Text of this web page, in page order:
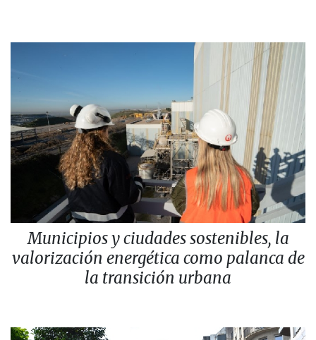
Municipios y ciudades sostenibles, la
valorización energética como palanca de
la transición urbana